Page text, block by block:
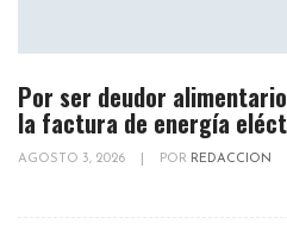
Por ser deudor
la factura de energía
AGOSTO 3, 2026 POR REDACCION